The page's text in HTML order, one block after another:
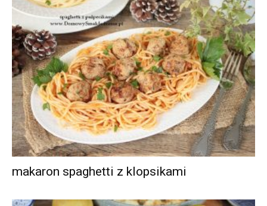
makaron spaghetti z klopsikami